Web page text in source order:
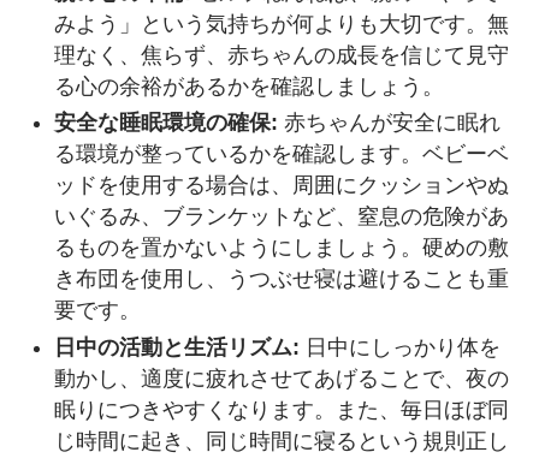
みよう」という気持ちが何よりも大切です。無
理なく、焦らず、赤ちゃんの成長を信じて見守
る心の余裕があるかを確認しましょう。
安全な睡眠環境の確保: 赤ちゃんが安全に眠れ
る環境が整っているかを確認します。ベビーベ
ッドを使用する場合は、周囲にクッションやぬ
いぐるみ、ブランケットなど、窒息の危険があ
るものを置かないようにしましょう。硬めの敷
き布団を使用し、うつぶせ寝は避けることも重
要です。
日中の活動と生活リズム: 日中にしっかり体を
動かし、適度に疲れさせてあげることで、夜の
眠りにつきやすくなります。また、毎日ほぼ同
じ時間に起き、同じ時間に寝るという規則正し